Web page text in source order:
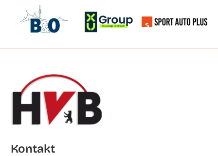
Kon­takt